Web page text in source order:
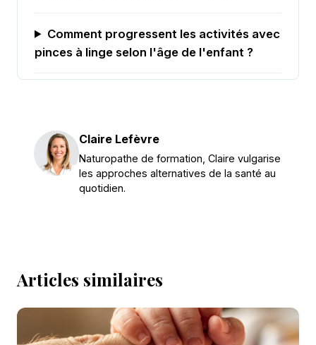
Comment progressent les activités avec
pinces à linge selon l'âge de l'enfant ?
Claire Lefèvre
Naturopathe de formation, Claire vulgarise
les approches alternatives de la santé au
quotidien.
Articles similaires